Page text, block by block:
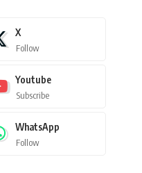
X
Follow
Youtube
Subscribe
WhatsApp
Follow